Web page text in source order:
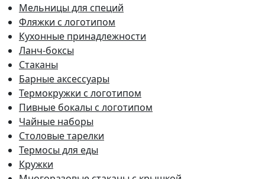
Мельницы для специй
Фляжки с логотипом
Кухонные принадлежности
Ланч-боксы
Стаканы
Барные аксессуары
Термокружки с логотипом
Пивные бокалы с логотипом
Чайные наборы
Столовые тарелки
Термосы для еды
Кружки